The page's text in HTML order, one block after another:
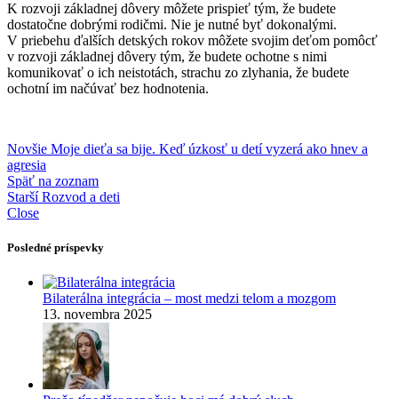
K rozvoji základnej dôvery môžete prispieť tým, že budete
dostatočne dobrými rodičmi. Nie je nutné byť dokonalými.
V priebehu ďalších detských rokov môžete svojim deťom pomôcť
v rozvoji základnej dôvery tým, že budete ochotne s nimi
komunikovať o ich neistotách, strachu zo zlyhania, že budete
ochotní im načúvať bez hodnotenia.
Novšie Moje dieťa sa bije. Keď úzkosť u detí vyzerá ako hnev a
agresia
Späť na zoznam
Starší Rozvod a deti
Close
Posledné príspevky
Bilaterálna integrácia – most medzi telom a mozgom
13. novembra 2025